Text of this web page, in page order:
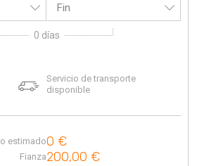
Fin
0 días
Servicio de transporte
disponible
estimado0 €
Fianza200,00 €